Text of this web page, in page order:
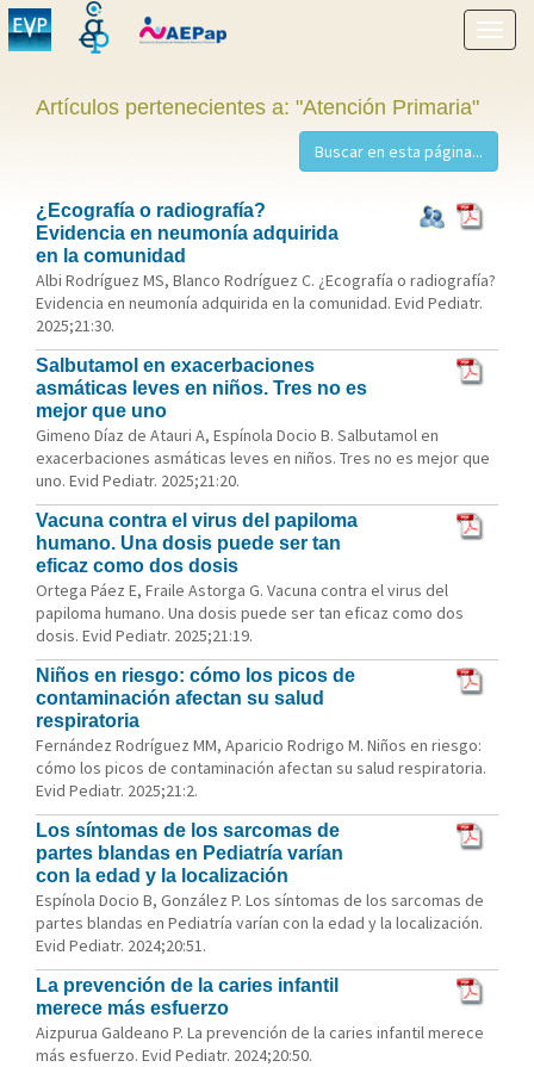
menú
Artículos pertenecientes a: "Atención Primaria"
¿Ecografía o radiografía?
Evidencia en neumonía adquirida
en la comunidad
Albi Rodríguez MS, Blanco Rodríguez C. ¿Ecografía o radiografía?
Evidencia en neumonía adquirida en la comunidad. Evid Pediatr.
2025;21:30.
Salbutamol en exacerbaciones
asmáticas leves en niños. Tres no es
mejor que uno
Gimeno Díaz de Atauri A, Espínola Docio B. Salbutamol en
exacerbaciones asmáticas leves en niños. Tres no es mejor que
uno. Evid Pediatr. 2025;21:20.
Vacuna contra el virus del papiloma
humano. Una dosis puede ser tan
eficaz como dos dosis
Ortega Páez E, Fraile Astorga G. Vacuna contra el virus del
papiloma humano. Una dosis puede ser tan eficaz como dos
dosis. Evid Pediatr. 2025;21:19.
Niños en riesgo: cómo los picos de
contaminación afectan su salud
respiratoria
Fernández Rodríguez MM, Aparicio Rodrigo M. Niños en riesgo:
cómo los picos de contaminación afectan su salud respiratoria.
Evid Pediatr. 2025;21:2.
Los síntomas de los sarcomas de
partes blandas en Pediatría varían
con la edad y la localización
Espínola Docio B, González P. Los síntomas de los sarcomas de
partes blandas en Pediatría varían con la edad y la localización.
Evid Pediatr. 2024;20:51.
La prevención de la caries infantil
merece más esfuerzo
Aizpurua Galdeano P. La prevención de la caries infantil merece
más esfuerzo. Evid Pediatr. 2024;20:50.